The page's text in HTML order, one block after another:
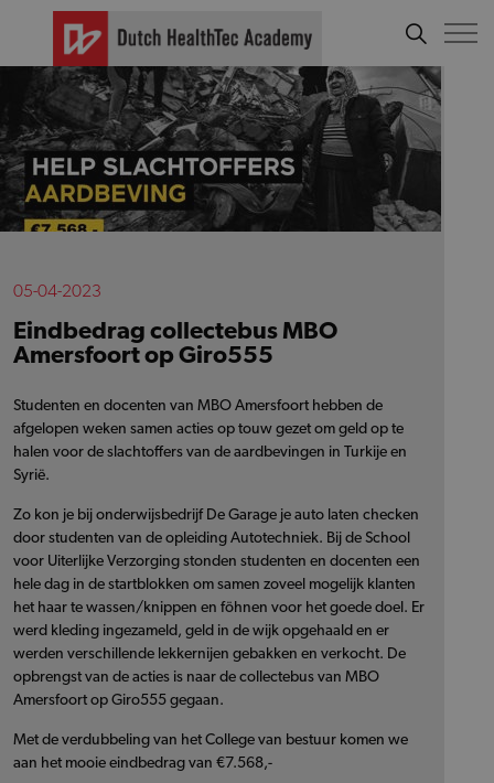
05-04-2023
Eindbedrag collectebus MBO
Amersfoort op Giro555
Studenten en docenten van MBO Amersfoort hebben de
afgelopen weken samen acties op touw gezet om geld op te
halen voor de slachtoffers van de aardbevingen in Turkije en
Syrië.
Zo kon je bij onderwijsbedrijf De Garage je auto laten checken
door studenten van de opleiding Autotechniek. Bij de School
voor Uiterlijke Verzorging stonden studenten en docenten een
hele dag in de startblokken om samen zoveel mogelijk klanten
het haar te wassen/knippen en föhnen voor het goede doel. Er
werd kleding ingezameld, geld in de wijk opgehaald en er
werden verschillende lekkernijen gebakken en verkocht. De
opbrengst van de acties is naar de collectebus van MBO
Amersfoort op Giro555 gegaan.
Met de verdubbeling van het College van bestuur komen we
aan het mooie eindbedrag van €7.568,-